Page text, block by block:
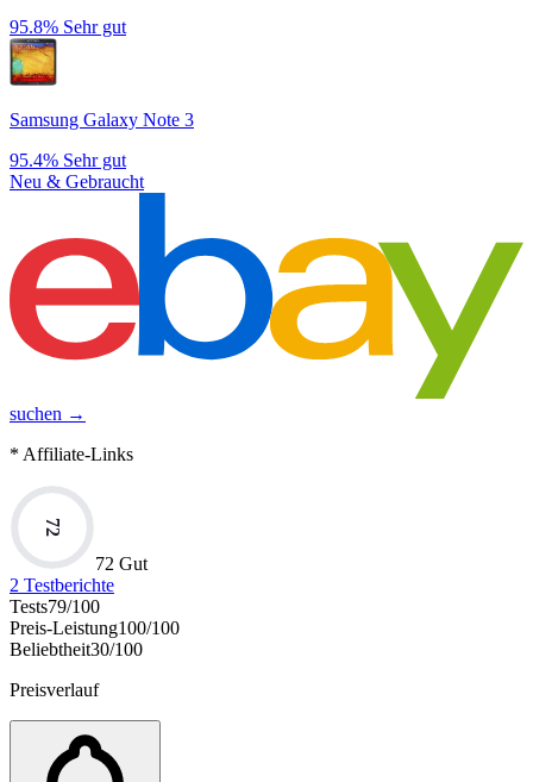
95.8% Sehr gut
Samsung Galaxy Note 3
95.4% Sehr gut
Neu & Gebraucht
suchen →
* Affiliate-Links
72
72 Gut
2 Testberichte
Tests79/100
Preis-Leistung100/100
Beliebtheit30/100
Preisverlauf